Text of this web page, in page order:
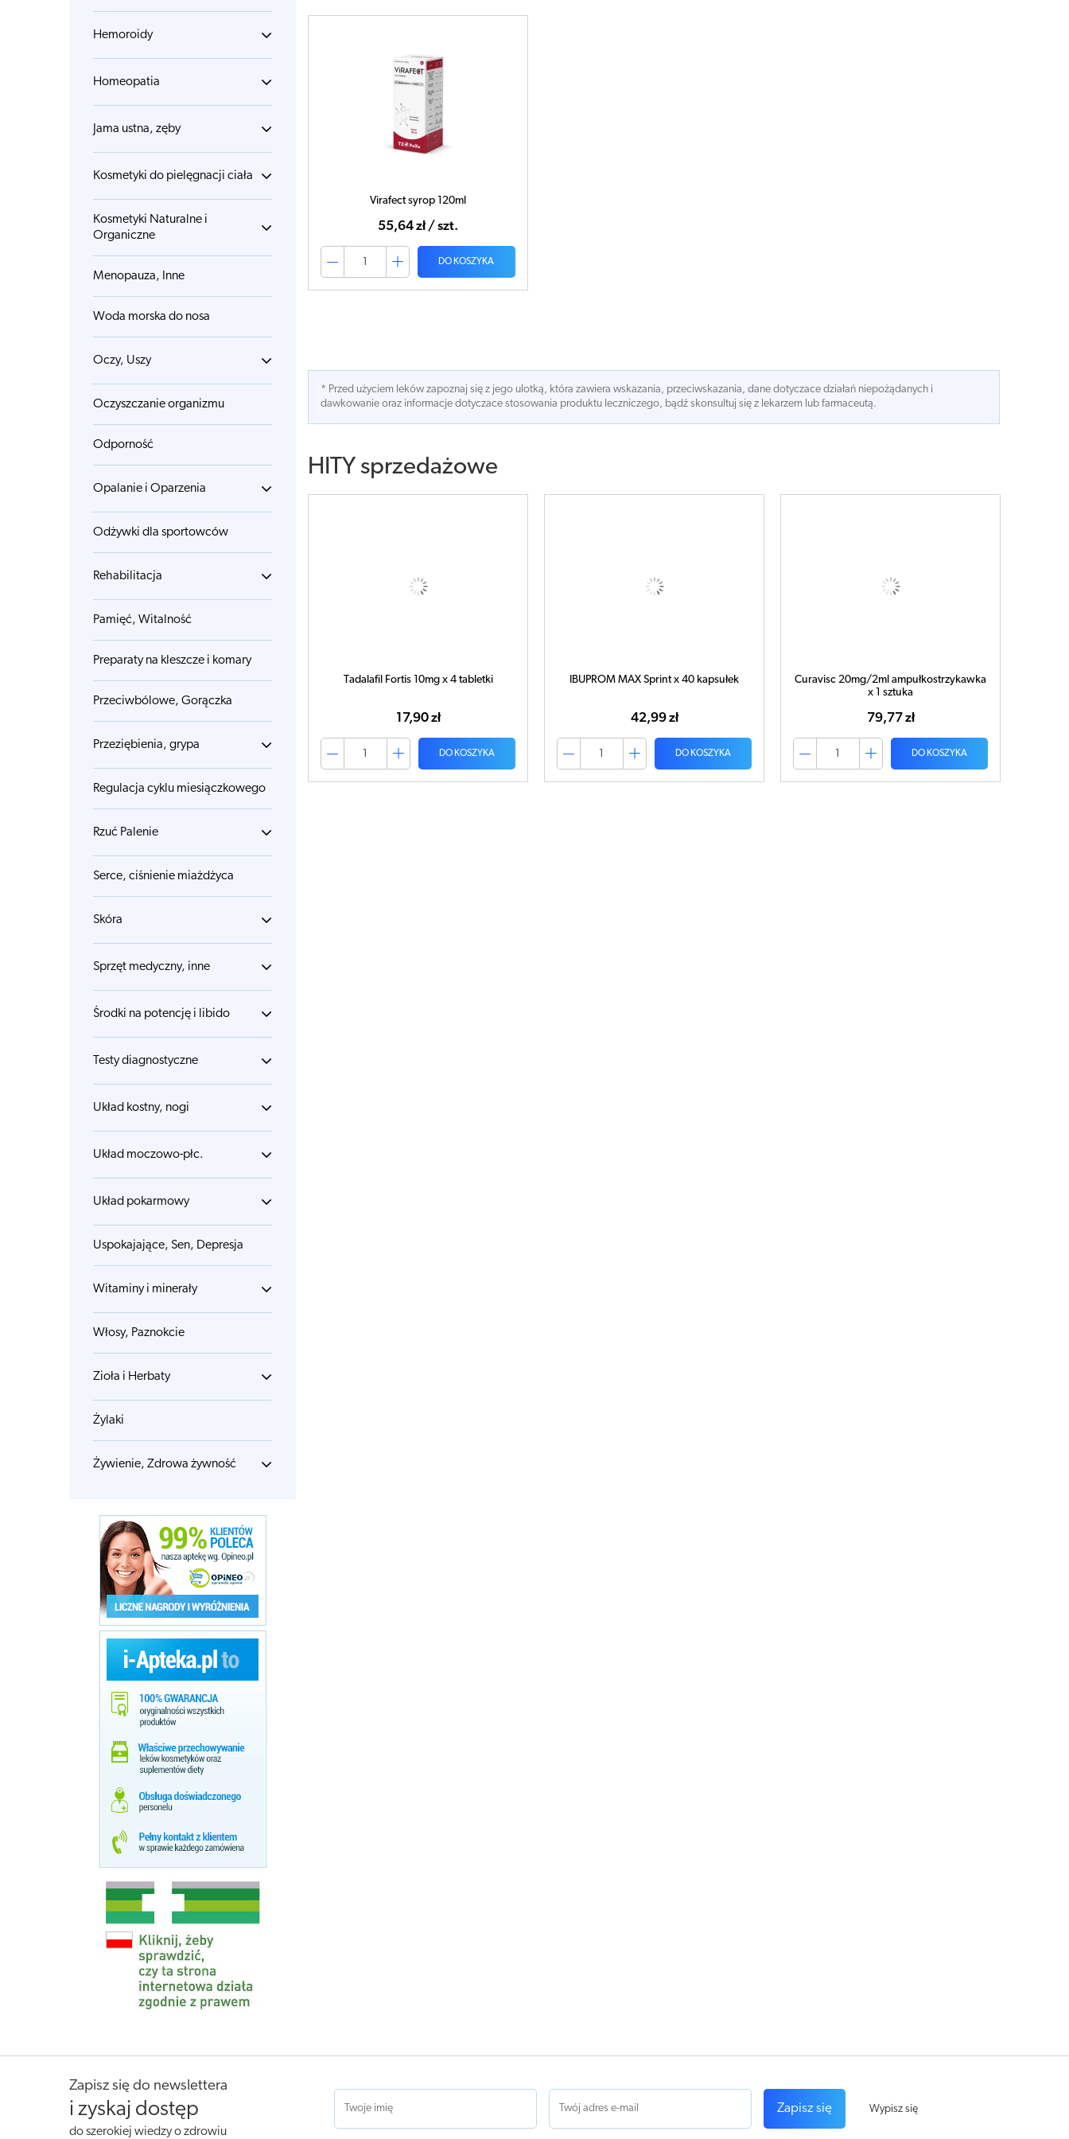
Hemoroidy
Homeopatia
Jama ustna, zęby
Kosmetyki do pielęgnacji ciała
Kosmetyki Naturalne i
Organiczne
Menopauza, Inne
Woda morska do nosa
Oczy, Uszy
Oczyszczanie organizmu
Odporność
Opalanie i Oparzenia
Odżywki dla sportowców
Rehabilitacja
Pamięć, Witalność
Preparaty na kleszcze i komary
Przeciwbólowe, Gorączka
Przeziębienia, grypa
Regulacja cyklu miesiączkowego
Rzuć Palenie
Serce, ciśnienie miażdżyca
Skóra
Sprzęt medyczny, inne
Środki na potencję i libido
Testy diagnostyczne
Układ kostny, nogi
Układ moczowo-płc.
Układ pokarmowy
Uspokajające, Sen, Depresja
Witaminy i minerały
Włosy, Paznokcie
Zioła i Herbaty
Żylaki
Żywienie, Zdrowa żywność
Virafect syrop 120ml
55,64 zł / szt.
DO KOSZYKA
* Przed użyciem leków zapoznaj się z jego ulotką, która zawiera wskazania, przeciwskazania, dane dotyczace działań niepożądanych i
dawkowanie oraz informacje dotyczace stosowania produktu leczniczego, bądź skonsultuj się z lekarzem lub farmaceutą.
HITY sprzedażowe
Tadalafil Fortis 10mg x 4 tabletki
17,90 zł
DO KOSZYKA
IBUPROM MAX Sprint x 40 kapsułek
42,99 zł
DO KOSZYKA
Curavisc 20mg/2ml ampułkostrzykawka
x 1 sztuka
79,77 zł
DO KOSZYKA
Zapisz się do newslettera
i zyskaj dostęp
do szerokiej wiedzy o zdrowiu
Zapisz się Wypisz się